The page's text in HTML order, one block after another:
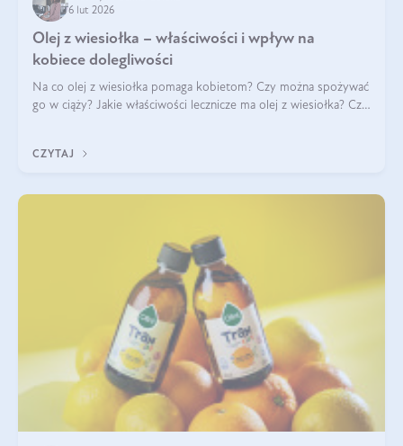
6 lut 2026
Olej z wiesiołka – właściwości i wpływ na
kobiece dolegliwości
Na co olej z wiesiołka pomaga kobietom? Czy można spożywać
go w ciąży? Jakie właściwości lecznicze ma olej z wiesiołka? Czy
CZYTAJ